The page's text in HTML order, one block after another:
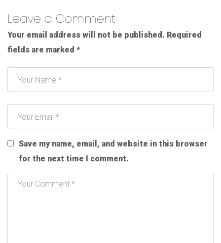
Leave a Comment
Your email address will not be published. Required
fields are marked *
Save my name, email, and website in this browser
for the next time I comment.